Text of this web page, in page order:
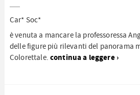
Car* Soc*
è venuta a mancare la professoressa
delle figure più rilevanti del panorama
Colorettale.continua a leggere ›